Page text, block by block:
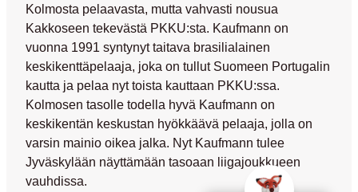
Kolmosta pelaavasta, mutta vahvasti nousua
Kakkoseen tekevästä PKKU:sta. Kaufmann on
vuonna 1991 syntynyt taitava brasilialainen
keskikenttäpelaaja, joka on tullut Suomeen Portugalin
kautta ja pelaa nyt toista kauttaan PKKU:ssa.
Kolmosen tasolle todella hyvä Kaufmann on
keskikentän keskustan hyökkäävä pelaaja, jolla on
varsin mainio oikea jalka. Nyt Kaufmann tulee
Jyväskylään näyttämään tasoaan liigajoukkueen
vauhdissa.